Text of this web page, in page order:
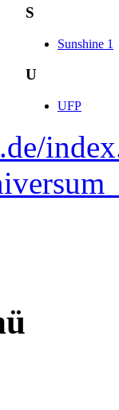
S
Sunshine 1
U
UFP